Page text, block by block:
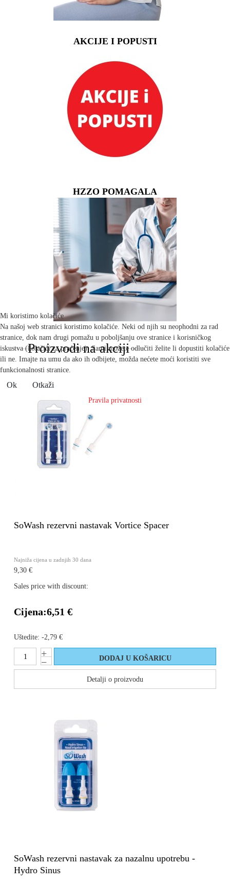
AKCIJE I POPUSTI
HZZO POMAGALA
Proizvodi na akciji
SoWash rezervni nastavak Vortice Spacer
Najniža cijena u zadnjih 30 dana
9,30 €
Sales price with discount:
Cijena:6,51 €
Uštedite: -2,79 €
Detalji o proizvodu
SoWash rezervni nastavak za nazalnu upotrebu -
Hydro Sinus
Mi koristimo kolačiće
Na našoj web stranici koristimo kolačiće. Neki od njih su neophodni za rad
stranice, dok nam drugi pomažu u poboljšanju ove stranice i korisničkog
iskustva (kolačići za praćenje). Sami možete odlučiti želite li dopustiti kolačiće
ili ne. Imajte na umu da ako ih odbijete, možda nećete moći koristiti sve
funkcionalnosti stranice.
Ok Otkaži
Pravila privatnosti